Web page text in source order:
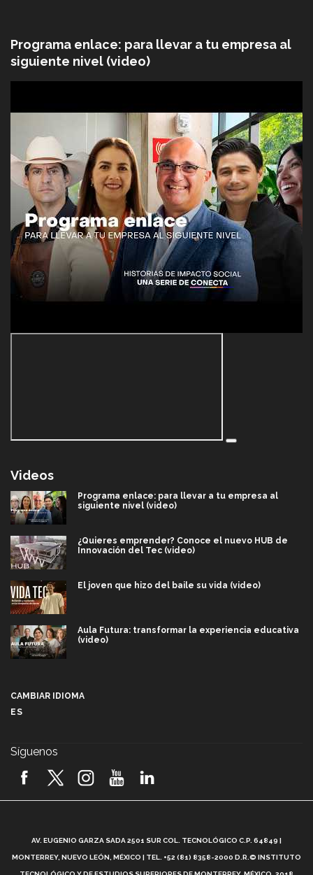
Programa enlace: para llevar a tu empresa al
siguiente nivel (video)
Videos
Programa enlace: para llevar a tu empresa al
siguiente nivel (video)
¿Quieres emprender? Conoce el nuevo HUB de
Innovación del Tec (video)
El joven que hizo del baile su vida (video)
Aula Futura: transformar la experiencia educativa
(video)
2026! (video)
¿Cómo es el Modelo Educativo Tec? (video)
CAMBIAR IDIOMA
ES
Síguenos
AV. EUGENIO GARZA SADA 2501 SUR COL. TECNOLÓGICO C.P. 64849 |
MONTERREY, NUEVO LEÓN, MÉXICO | TEL. +52 (81) 8358-2000 D.R.© INSTITUTO